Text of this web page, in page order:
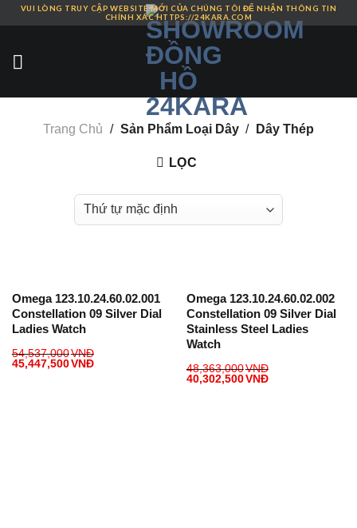
Skip
content
VUI LÒNG TRUY CẬP WEBSITE MỚI CỦA CHÚNG TÔI ĐỂ NHẬN THÔNG TIN
CHÍNH XÁC HTTPS://24KARA.COM
Trang Chủ / Sản Phẩm Loại Dây / Dây Thép
LỌC
Omega 123.10.24.60.02.001
Constellation 09 Silver Dial
Ladies Watch
54,537,000VNĐ
45,447,500VNĐ
Omega 123.10.24.60.02.002
Constellation 09 Silver Dial
Stainless Steel Ladies
Watch
48,363,000VNĐ
40,302,500VNĐ